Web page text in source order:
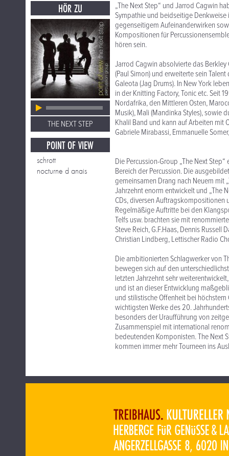
HÖR ZU
THE NEXT STEP
POINT OF VIEW
schrott
nocturne d anais
„The Next Step“ und Jarrod Cagwin
Sympathie und beidseitige
gegenseitigem Aufeinanderwirken
Kompositionen für
hören sein.
Jarrod Cagwin absolvierte das
(Paul Simon) und erweiterte sein
Galeota (Jag Drums). In New York
in der Knitting Factory, Tonic etc. Seit
Nordafrika, den Mittleren Osten,
Musik), Mali (Mandinka Styles), sowie
Khalil Band und kann auf Arbeiten mit
Gabriele Mirabassi, Emmanuelle
Die Percussion-Group „The Next
Bereich der Percussion. Die
gemeinsamen Drang nach Neuem mit
Jahrzehnt enorm entwickelt und „The
CDs, diversen Auftragskompositionen
Regelmäßige Auftritte bei den
Telfs usw. brachten sie mit
Steve Reich, G.F.Haas, Dennis Russell
Christian Lindberg, Lettischer Radio
Die ambitionierten Schlagwerker von
bewegen sich auf den
letzten Jahrzehnt sehr
und ist an dieser Entwicklung
und stilistische Offenheit bei
wichtigsten Werke des 20.
besonders der Uraufführung von
Zusammenspiel mit international
bedeutenden Komponisten. The Next
kommen immer mehr Tourneen ins